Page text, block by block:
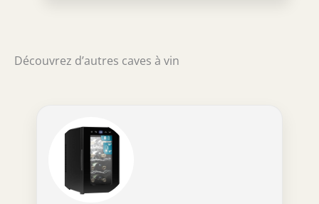
Découvrez d’autres caves à vin